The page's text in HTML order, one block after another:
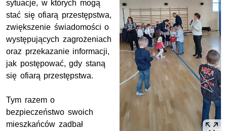
sytuacje, w których mogą
stać się ofiarą przestępstwa,
zwiększenie świadomości o
występujących zagrożeniach
oraz przekazanie informacji,
jak postępować, gdy staną
się ofiarą przestępstwa.
Tym razem o
bezpieczeństwo swoich
mieszkańców zadbał